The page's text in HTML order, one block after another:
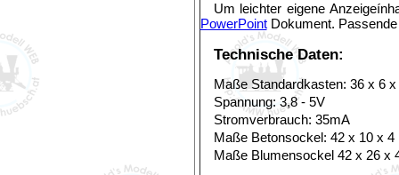
Um leichter eigene
PowerPointDokument.
Technische Daten:
Maße Standardkasten: 36 x 6
Spannung: 3,8 - 5V
Stromverbrauch: 35mA
Maße Betonsockel: 42 x 10 x 4
Maße Blumensockel 42 x 26 x